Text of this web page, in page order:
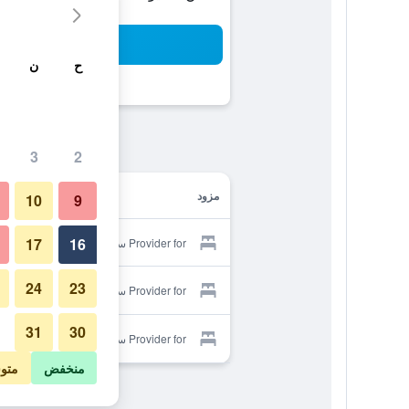
مزود
Provider for سانغثونغ ريزورت
Provider for سانغثونغ ريزورت
Provider for سانغثونغ ريزورت
ح ن
2
3
9
10
16
17
23
24
30
31
منخفض